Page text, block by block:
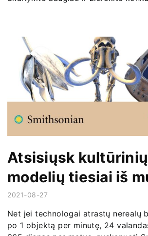
Atsisiųsk
modelių tiesiai iš
2021-08-27
Net jei technologai atrastų nerealų
po 1 objektą per minutę, 24